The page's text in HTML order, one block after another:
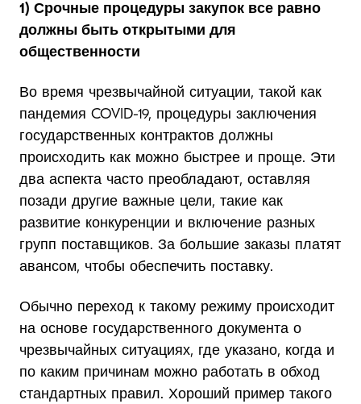
1) Срочные процедуры закупок все равно
должны быть открытыми для
общественности
Во время чрезвычайной ситуации, такой как
пандемия COVID-19, процедуры заключения
государственных контрактов должны
происходить как можно быстрее и проще. Эти
два аспекта часто преобладают, оставляя
позади другие важные цели, такие как
развитие конкуренции и включение разных
групп поставщиков. За большие заказы платят
авансом, чтобы обеспечить поставку.
Обычно переход к такому режиму происходит
на основе государственного документа о
чрезвычайных ситуациях, где указано, когда и
по каким причинам можно работать в обход
стандартных правил. Хороший пример такого